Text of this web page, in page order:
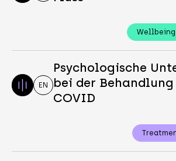
EN
Psychologische
bei der Behandlung
COVID